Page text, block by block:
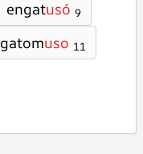
engatusó 9
gatomuso 11